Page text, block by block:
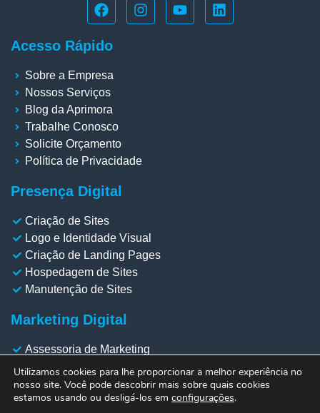
Acesso Rápido
Sobre a Empresa
Nossos Serviços
Blog da Aprimora
Trabalhe Conosco
Solicite Orçamento
Política de Privacidade
Presença Digital
Criação de Sites
Logo e Identidade Visual
Criação de Landing Pages
Hospedagem de Sites
Manutenção de Sites
Marketing Digital
Assessoria de Marketing
Gestão de Redes Sociais
Gestão de Meta Ads
Gestão de Google Ads
Utilizamos cookies para lhe proporcionar a melhor experiência no
nosso site. Você pode descobrir mais sobre quais cookies
estamos usando ou desligá-los em configurações.